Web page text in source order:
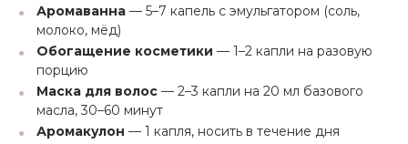
Аромаванна — 5–7 капель с эмульгатором (соль,
молоко, мёд)
Обогащение косметики — 1–2 капли на разовую
порцию
Маска для волос — 2–3 капли на 20 мл базового
масла, 30–60 минут
Аромакулон — 1 капля, носить в течение дня